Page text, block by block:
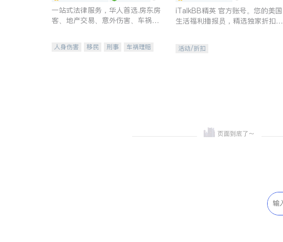
一站式法律服务，华人首选.房东房
客、地产交易、意外伤害、车祸重
人身伤害 移民 刑事
车祸理赔
iTalkBB精英 官方账号。您的美国
生活福利播报员，精选独家折扣、
活动/折扣